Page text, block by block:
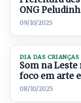
ONG
09/10/2025
DIA DAS CRIANÇAS
Som na
foco em arte
08/10/2025